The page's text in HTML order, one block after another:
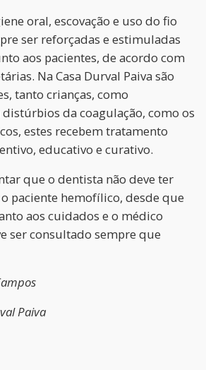
oral, escovação e uso do fio
ser reforçadas e estimuladas
aos pacientes, de acordo com
Na Casa Durval Paiva são
tanto crianças, como
da coagulação, como os
estes recebem tratamento
educativo e curativo.
que o dentista não deve ter
paciente hemofílico, desde que
aos cuidados e o médico
ser consultado sempre que
Paiva